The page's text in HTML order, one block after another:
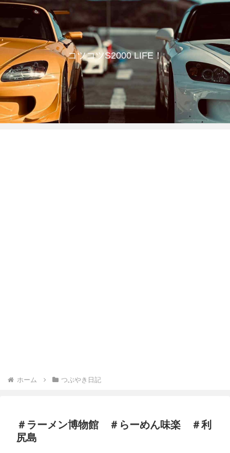
コツコツS2000 LIFE！
ホーム つぶやき日記
＃ラーメン博物館 ＃らーめん味楽 ＃利
尻島